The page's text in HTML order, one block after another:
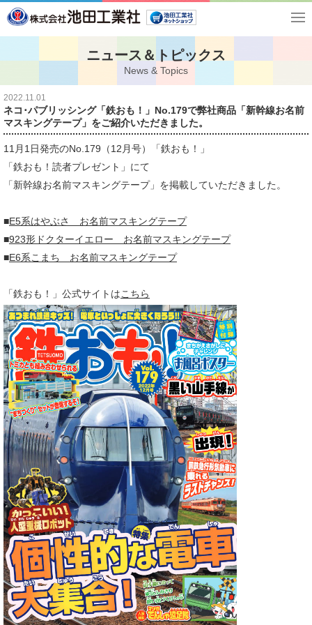
ニュース＆トピックス
News & Topics
2022.11.01
ネコ･パブリッシング「鉄おも！」No.179で弊社商品「新幹線お名前
マスキングテープ」をご紹介いただきました。
11月1日発売のNo.179（12月号）「鉄おも！」
「鉄おも！読者プレゼント」にて
「新幹線お名前マスキングテープ」を掲載していただきました。
■E5系はやぶさ お名前マスキングテープ
■923形ドクターイエロー お名前マスキングテープ
■E6系こまち お名前マスキングテープ
「鉄おも！」公式サイトはこちら